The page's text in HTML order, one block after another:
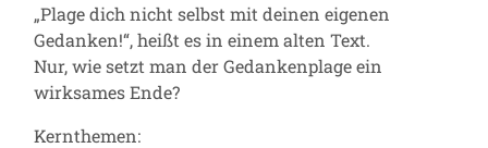
„Plage dich nicht selbst mit deinen eigenen
Gedanken!“, heißt es in einem alten Text.
Nur, wie setzt man der Gedankenplage ein
wirksames Ende?
Kernthemen: